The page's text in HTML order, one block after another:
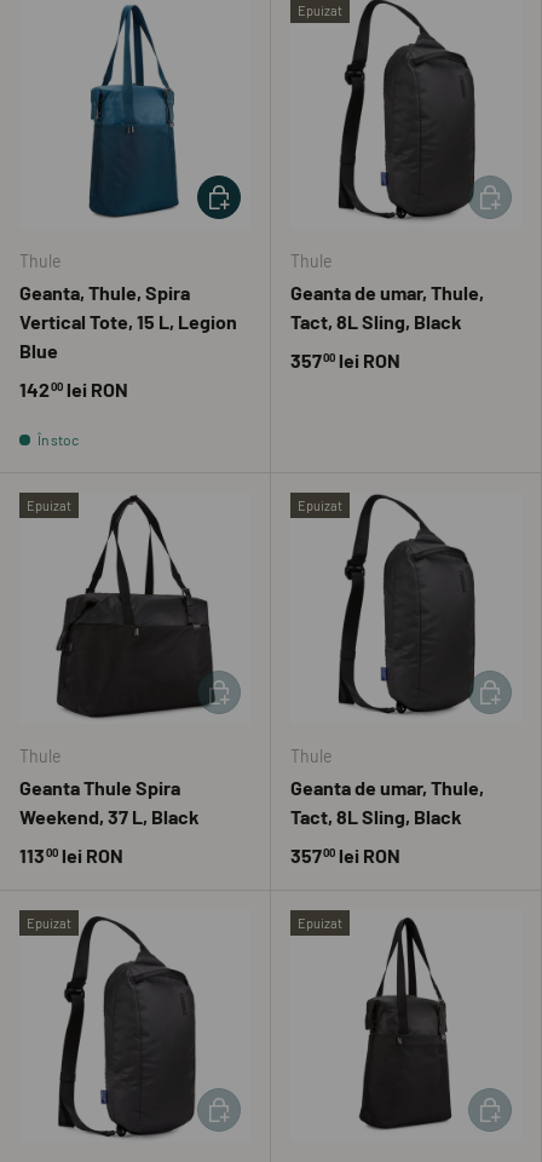
Thule
Geanta, Thule, Spira
Vertical Tote, 15 L, Legion
Blue
14200 lei RON
În stoc
ADAUGĂ ÎN COȘ
Epuizat
Thule
Geanta de umar, Thule,
Tact, 8L Sling, Black
35700 lei RON
Epuizat
Thule
Geanta Thule Spira
Weekend, 37 L, Black
11300 lei RON
ADAUGĂ ÎN COȘ
Epuizat
Thule
Geanta de umar, Thule,
Tact, 8L Sling, Black
35700 lei RON
Epuizat
ADAUGĂ ÎN COȘ
Epuizat